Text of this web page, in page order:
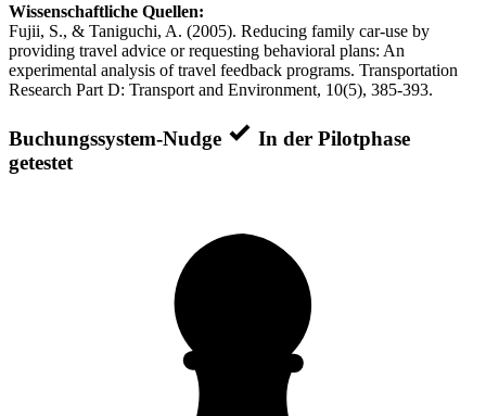
Wissenschaftliche Quellen:
Fujii, S., & Taniguchi, A. (2005). Reducing family car-use by
providing travel advice or requesting behavioral plans: An
experimental analysis of travel feedback programs. Transportation
Research Part D: Transport and Environment, 10(5), 385-393.
Buchungssystem-Nudge
In der Pilotphase
getestet